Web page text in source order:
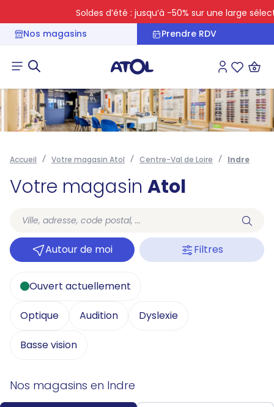
Soldes d’été : jusqu’à -50% sur une large
Nos magasins
Prendre RDV
Connexion
Accueil Votre magasin Atol Centre-Val de Loire Indre
Votre magasin Atol
Autour de moi Filtres
Ouvert actuellement
Optique Audition Dyslexie
Basse vision
Nos magasins en Indre